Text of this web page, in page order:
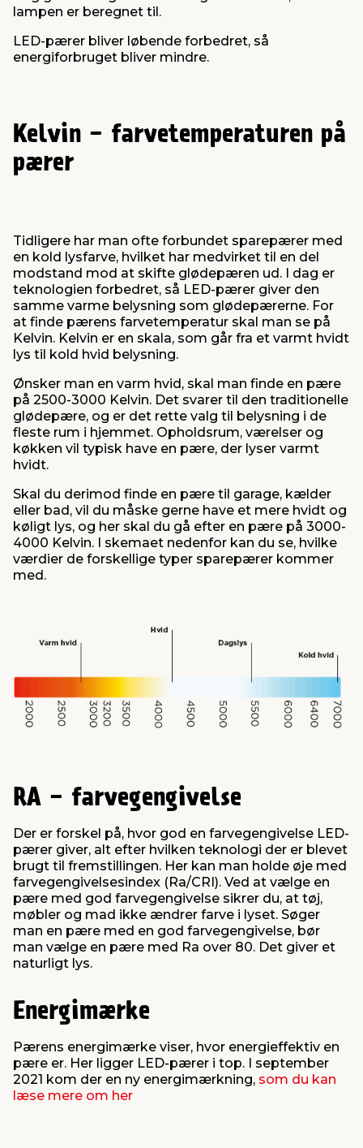
lampen er beregnet til.
LED-pærer bliver løbende forbedret, så
energiforbruget bliver mindre.
Kelvin - farvetemperaturen på
pærer
Tidligere har man ofte forbundet sparepærer med
en kold lysfarve, hvilket har medvirket til en del
modstand mod at skifte glødepæren ud. I dag er
teknologien forbedret, så LED-pærer giver den
samme varme belysning som glødepærerne. For
at finde pærens farvetemperatur skal man se på
Kelvin. Kelvin er en skala, som går fra et varmt hvidt
lys til kold hvid belysning.
Ønsker man en varm hvid, skal man finde en pære
på 2500-3000 Kelvin. Det svarer til den traditionelle
glødepære, og er det rette valg til belysning i de
fleste rum i hjemmet. Opholdsrum, værelser og
køkken vil typisk have en pære, der lyser varmt
hvidt.
Skal du derimod finde en pære til garage, kælder
eller bad, vil du måske gerne have et mere hvidt og
køligt lys, og her skal du gå efter en pære på 3000-
4000 Kelvin. I skemaet nedenfor kan du se, hvilke
værdier de forskellige typer sparepærer kommer
med.
RA - farvegengivelse
Der er forskel på, hvor god en farvegengivelse LED-
pærer giver, alt efter hvilken teknologi der er blevet
brugt til fremstillingen. Her kan man holde øje med
farvegengivelsesindex (Ra/CRI). Ved at vælge en
pære med god farvegengivelse sikrer du, at tøj,
møbler og mad ikke ændrer farve i lyset. Søger
man en pære med en god farvegengivelse, bør
man vælge en pære med Ra over 80. Det giver et
naturligt lys.
Energimærke
Pærens energimærke viser, hvor energieffektiv en
pære er. Her ligger LED-pærer i top. I september
2021 kom der en ny energimærkning, som du kan
læse mere om her